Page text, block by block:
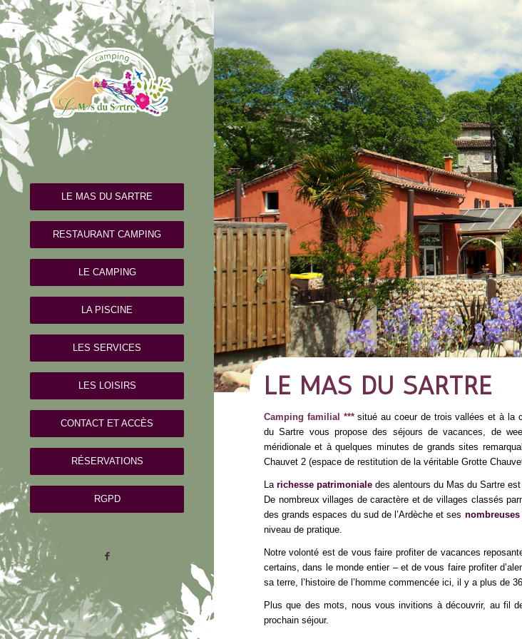
LE MAS DU SARTRE
RESTAURANT CAMPING
LE CAMPING
LA PISCINE
LES SERVICES
LES LOISIRS
CONTACT ET ACCÈS
RÉSERVATIONS
RGPD
LE MAS DU SARTRE
Camping familial ***situé au coeur de trois vallées et à la
du Sartre vous propose des séjours de vacances, de
méridionale et à quelques minutes de grands sites
Chauvet 2 (espace de restitution de la véritable Grotte
Larichesse patrimoniale des alentours du Mas du Sartre
De nombreux villages de caractère et de villages classés
des grands espaces du sud de l’Ardèche et ses
niveau de pratique.
Notre volonté est de vous faire profiter de vacances
certains, dans le monde entier – et de vous faire profiter
sa terre, l’histoire de l’homme commencée ici, il y a plus de
Plus que des mots, nous vous invitions à découvrir, au fil
prochain séjour.